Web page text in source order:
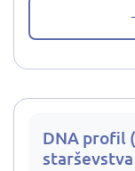
DNA profil
starševstva